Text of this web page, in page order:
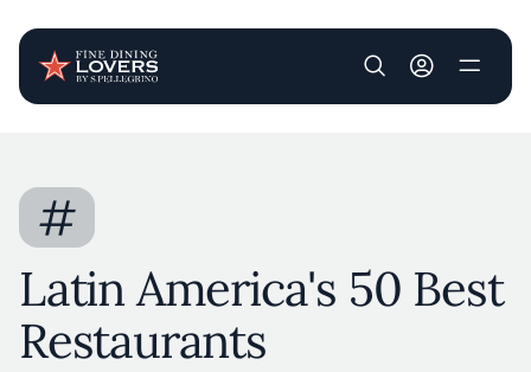
User account
#
Latin America's 50 Best
Restaurants